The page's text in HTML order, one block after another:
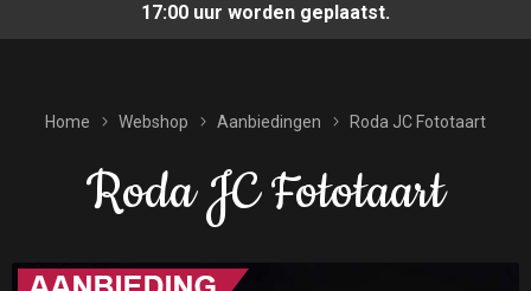
17:00 uur worden geplaatst.
Home Webshop Aanbiedingen Roda JC Fototaart
Roda JC Fototaart